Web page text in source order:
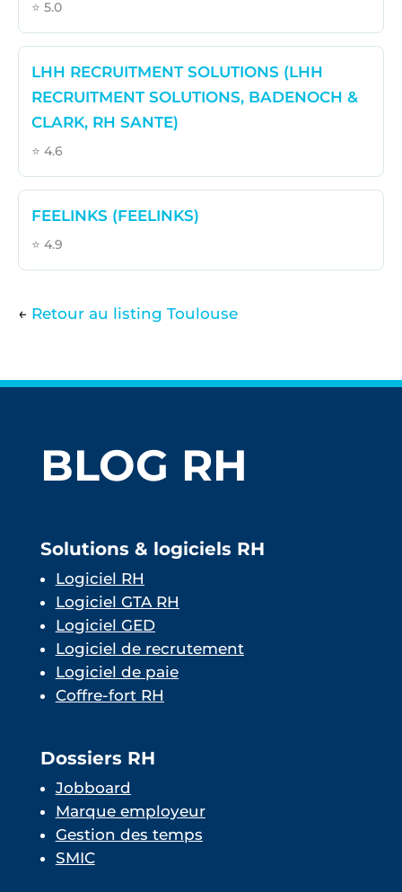
⭐ 5.0
LHH RECRUITMENT SOLUTIONS (LHH
RECRUITMENT SOLUTIONS, BADENOCH &
CLARK, RH SANTE)
⭐ 4.6
FEELINKS (FEELINKS)
⭐ 4.9
← Retour au listing Toulouse
BLOG RH
Solutions & logiciels RH
Logiciel RH
Logiciel GTA RH
Logiciel GED
Logiciel de recrutement
Logiciel de paie
Coffre-fort RH
Dossiers RH
Jobboard
Marque employeur
Gestion des temps
SMIC